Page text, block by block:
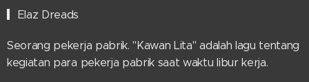
▎Elaz Dreads
Seorang pekerja pabrik. "Kawan Lita" adalah lagu tentang
kegiatan para pekerja pabrik saat waktu libur kerja.